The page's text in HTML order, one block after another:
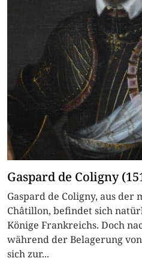
Gaspard de Coligny
Gaspard de Coligny, aus der
Châtillon, befindet sich
Könige Frankreichs. Doch
während der Belagerung
sich zur...